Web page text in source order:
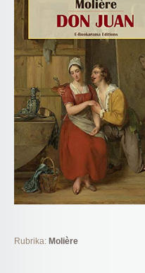
Rubrika: Molière